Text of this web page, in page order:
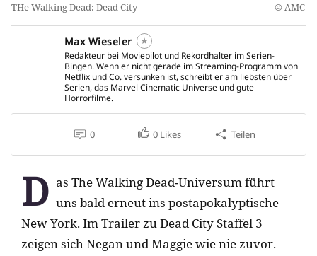
THe Walking Dead: Dead City AMC
Max Wieseler
Redakteur bei Moviepilot und Rekordhalter im Serien-
Bingen. Wenn er nicht gerade im Streaming-Programm von
Netflix und Co. versunken ist, schreibt er am liebsten über
Serien, das Marvel Cinematic Universe und gute
Horrorfilme.
0 0 Likes Teilen
D as The Walking Dead-Universum führt
uns bald erneut ins postapokalyptische
New York. Im Trailer zu Dead City Staffel 3
zeigen sich Negan und Maggie wie nie zuvor.